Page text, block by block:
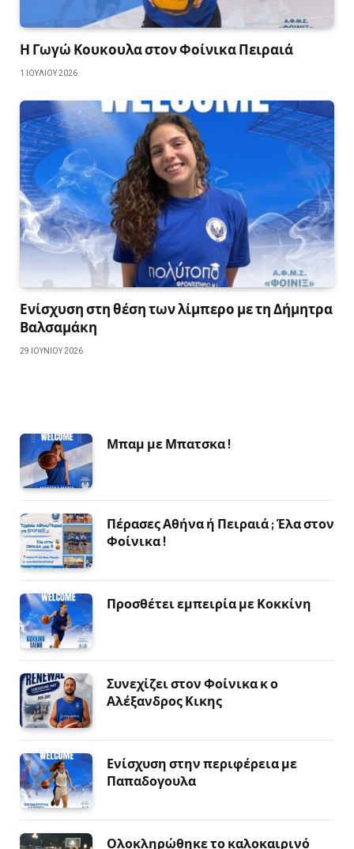
Η Γωγώ Κουκουλα στον Φοίνικα Πειραιά
1 ΙΟΥΛΊΟΥ 2026
Ενίσχυση στη θέση των λίμπερο με τη Δήμητρα
Βαλσαμάκη
29 ΙΟΥΝΊΟΥ 2026
Μπαμ με Μπατσκα !
Πέρασες Αθήνα ή Πειραιά ; Έλα στον
Φοίνικα !
Προσθέτει εμπειρία με Κοκκίνη
Συνεχίζει στον Φοίνικα κ ο
Αλέξανδρος Κικης
Ενίσχυση στην περιφέρεια με
Παπαδογουλα
Ολοκληρώθηκε το καλοκαιρινό